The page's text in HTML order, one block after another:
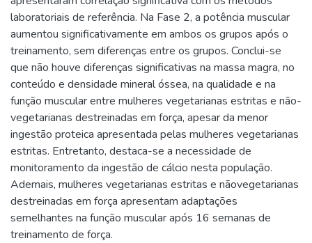
laboratoriais de referência. Na Fase 2, a potência muscular
aumentou significativamente em ambos os grupos após o
treinamento, sem diferenças entre os grupos. Conclui-se
que não houve diferenças significativas na massa magra, no
conteúdo e densidade mineral óssea, na qualidade e na
função muscular entre mulheres vegetarianas estritas e não-
vegetarianas destreinadas em força, apesar da menor
ingestão proteica apresentada pelas mulheres vegetarianas
estritas. Entretanto, destaca-se a necessidade de
monitoramento da ingestão de cálcio nesta população.
Ademais, mulheres vegetarianas estritas e nãovegetarianas
destreinadas em força apresentam adaptações
semelhantes na função muscular após 16 semanas de
treinamento de força.